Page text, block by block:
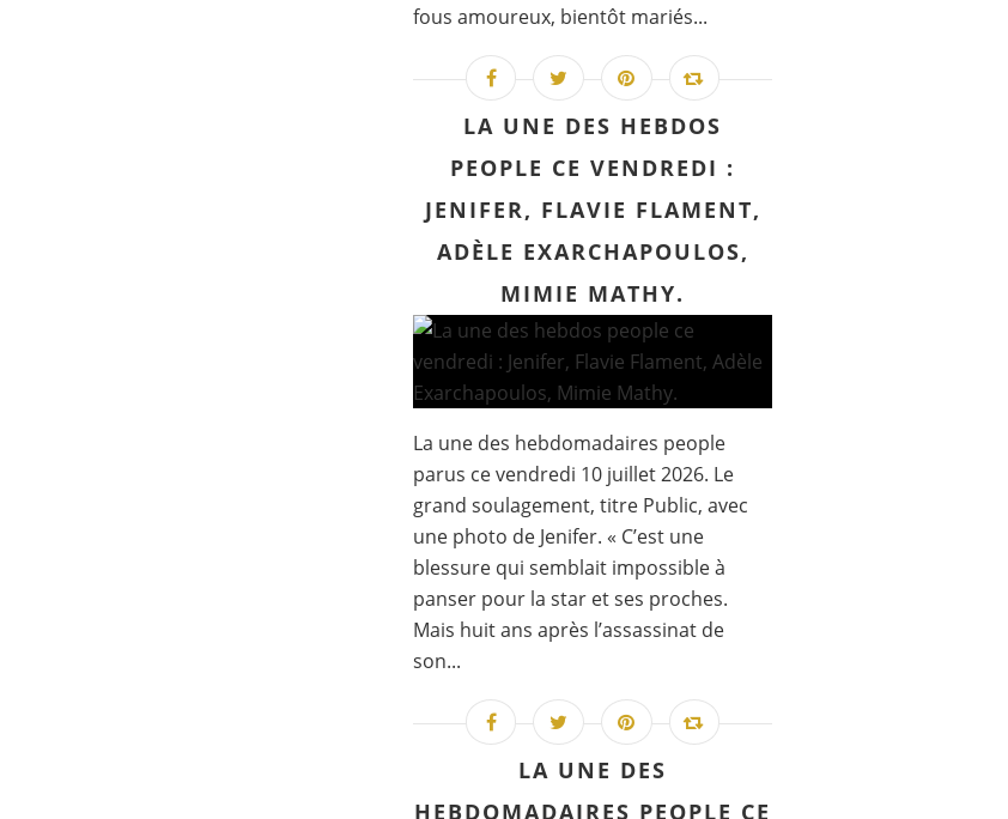
fous amoureux, bientôt mariés...
LA UNE DES HEBDOS
PEOPLE CE VENDREDI :
JENIFER, FLAVIE FLAMENT,
ADÈLE EXARCHAPOULOS,
MIMIE MATHY.
La une des hebdomadaires people
parus ce vendredi 10 juillet 2026. Le
grand soulagement, titre Public, avec
une photo de Jenifer. « C’est une
blessure qui semblait impossible à
panser pour la star et ses proches.
Mais huit ans après l’assassinat de
son...
LA UNE DES
HEBDOMADAIRES PEOPLE CE